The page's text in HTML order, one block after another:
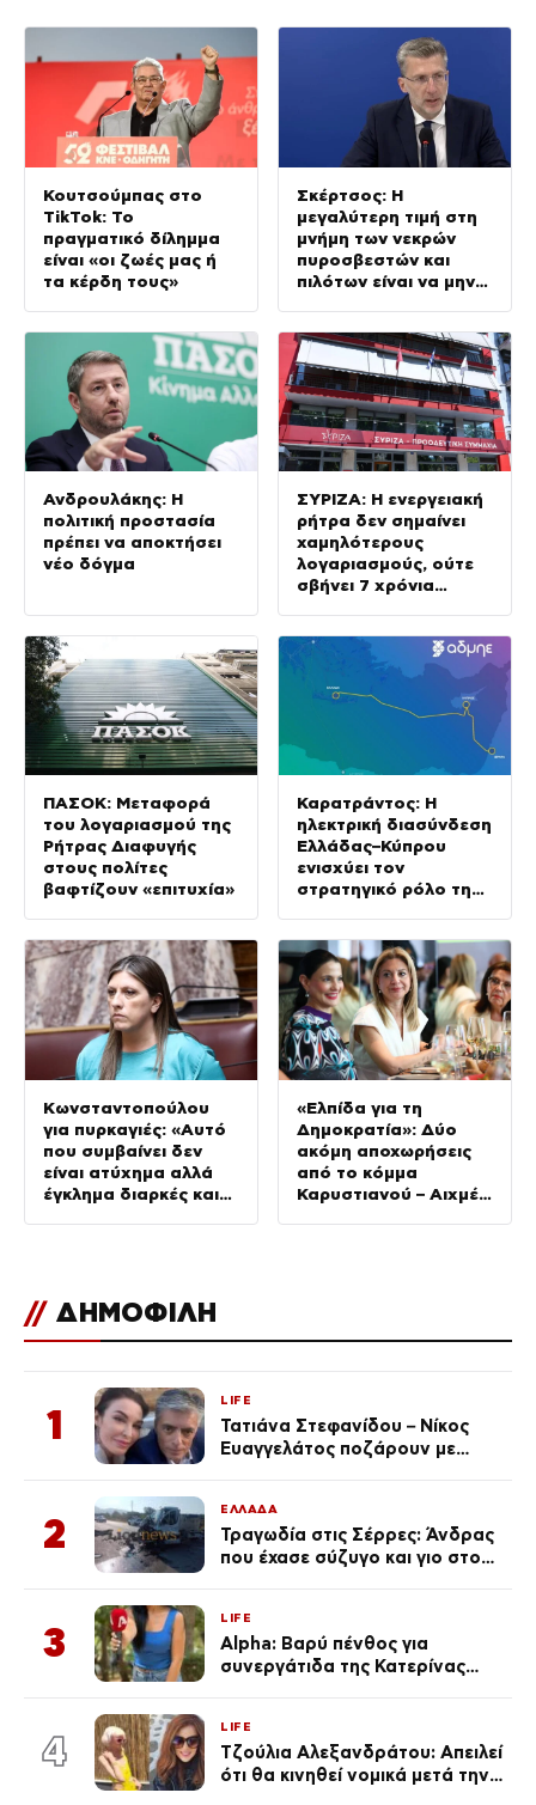
Κουτσούμπας στο
TikTok: Το
πραγματικό δίλημμα
είναι «οι ζωές μας ή
τα κέρδη τους»
Σκέρτσος: Η
μεγαλύτερη τιμή στη
μνήμη των νεκρών
πυροσβεστών και
πιλότων είναι να μην
πρόληψη
Ανδρουλάκης: Η
πολιτική προστασία
πρέπει να αποκτήσει
νέο δόγμα
ΣΥΡΙΖΑ: Η ενεργειακή
ρήτρα δεν σημαίνει
χαμηλότερους
λογαριασμούς, ούτε
σβήνει 7 χρόνια
ΠΑΣΟΚ: Μεταφορά
του λογαριασμού της
Ρήτρας Διαφυγής
στους πολίτες
βαφτίζουν «επιτυχία»
Καρατράντος: Η
ηλεκτρική διασύνδεση
Ελλάδας–Κύπρου
ενισχύει τον
στρατηγικό ρόλο της
Κωνσταντοπούλου
για πυρκαγιές: «Αυτό
που συμβαίνει δεν
είναι ατύχημα αλλά
έγκλημα διαρκές και
«Ελπίδα για τη
Δημοκρατία»: Δύο
ακόμη αποχωρήσεις
από το κόμμα
Καρυστιανού – Αιχμές
// ΔΗΜΟΦΙΛΗ
1
LIFE
Τατιάνα Στεφανίδου – Νίκος
Ευαγγελάτος ποζάρουν με
2
ΕΛΛΑΔΑ
Τραγωδία στις Σέρρες: Άνδρας
που έχασε σύζυγο και γιο στο
3
LIFE
Alpha: Βαρύ πένθος για
συνεργάτιδα της Κατερίνας
του Θεού»
4
LIFE
Τζούλια Αλεξανδράτου: Απειλεί
ότι θα κινηθεί νομικά μετά την